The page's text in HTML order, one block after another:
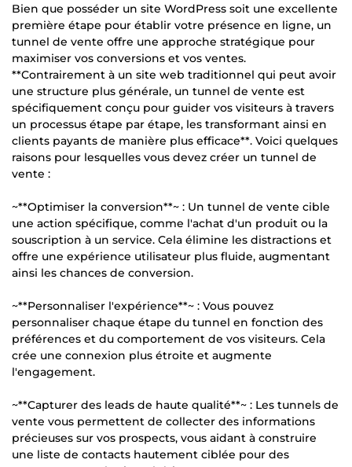
Bien que posséder un site WordPress soit une excellente
première étape pour établir votre présence en ligne, un
tunnel de vente offre une approche stratégique pour
maximiser vos conversions et vos ventes.
**Contrairement à un site web traditionnel qui peut avoir
une structure plus générale, un tunnel de vente est
spécifiquement conçu pour guider vos visiteurs à travers
un processus étape par étape, les transformant ainsi en
clients payants de manière plus efficace**. Voici quelques
raisons pour lesquelles vous devez créer un tunnel de
vente :
~**Optimiser la conversion**~ : Un tunnel de vente cible
une action spécifique, comme l'achat d'un produit ou la
souscription à un service. Cela élimine les distractions et
offre une expérience utilisateur plus fluide, augmentant
ainsi les chances de conversion.
~**Personnaliser l'expérience**~ : Vous pouvez
personnaliser chaque étape du tunnel en fonction des
préférences et du comportement de vos visiteurs. Cela
crée une connexion plus étroite et augmente
l'engagement.
~**Capturer des leads de haute qualité**~ : Les tunnels de
vente vous permettent de collecter des informations
précieuses sur vos prospects, vous aidant à construire
une liste de contacts hautement ciblée pour des